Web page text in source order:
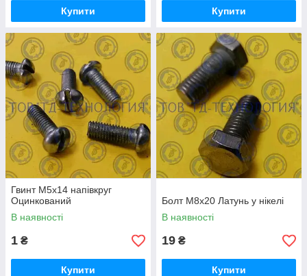
Купити Купити
Гвинт М5х14 напівкруг
Оцинкований
В наявності
1 ₴
Купити
Болт М8х20 Латунь у нікелі
В наявності
19 ₴
Купити